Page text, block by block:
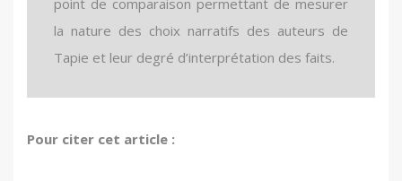
la nature des choix narratifs des auteurs de
Tapie et leur degré d’interprétation des faits.
Drawing on an analysis of the miniseries Tapie
Couple ; entrepreneur ; femme ; représentation
Couple ; entrepreneur ; woman ; social
Pour citer cet article :